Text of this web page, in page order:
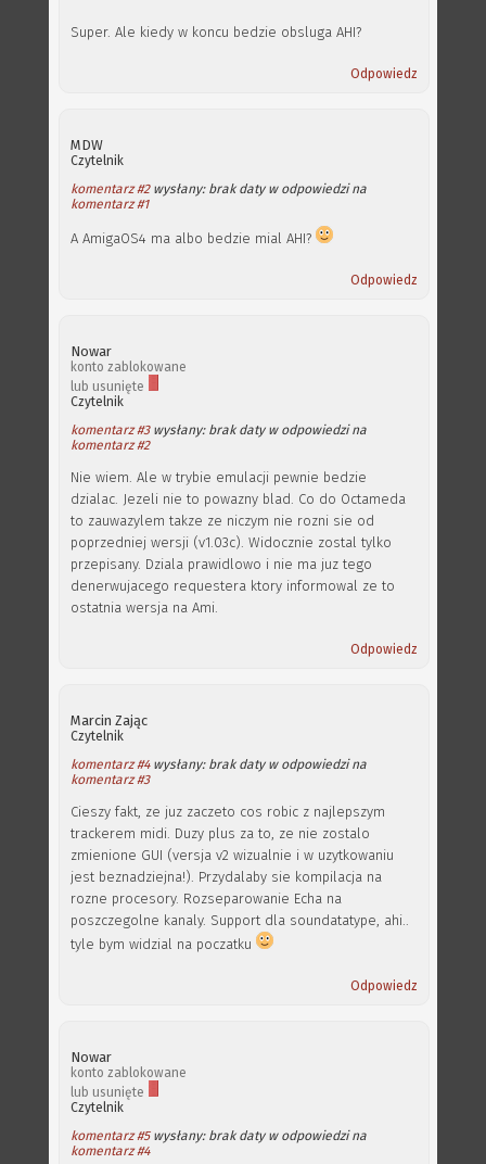
Super. Ale kiedy w koncu bedzie obsluga AHI?
Odpowiedz
MDW
Czytelnik
komentarz #2wysłany: brak daty w odpowiedzi na
komentarz #1
A AmigaOS4 ma albo bedzie mial AHI?
Odpowiedz
Nowar
konto zablokowane
lub usunięte
Czytelnik
komentarz #3wysłany: brak daty w odpowiedzi na
komentarz #2
Nie wiem. Ale w trybie emulacji pewnie bedzie
dzialac. Jezeli nie to powazny blad. Co do Octameda
to zauwazylem takze ze niczym nie rozni sie od
poprzedniej wersji (v1.03c). Widocznie zostal tylko
przepisany. Dziala prawidlowo i nie ma juz tego
denerwujacego requestera ktory informowal ze to
ostatnia wersja na Ami.
Odpowiedz
Marcin Zając
Czytelnik
komentarz #4wysłany: brak daty w odpowiedzi na
komentarz #3
Cieszy fakt, ze juz zaczeto cos robic z najlepszym
trackerem midi. Duzy plus za to, ze nie zostalo
zmienione GUI (versja v2 wizualnie i w uzytkowaniu
jest beznadziejna!). Przydalaby sie kompilacja na
rozne procesory. Rozseparowanie Echa na
poszczegolne kanaly. Support dla soundatatype, ahi..
tyle bym widzial na poczatku
Odpowiedz
Nowar
konto zablokowane
lub usunięte
Czytelnik
komentarz #5wysłany: brak daty w odpowiedzi na
komentarz #4